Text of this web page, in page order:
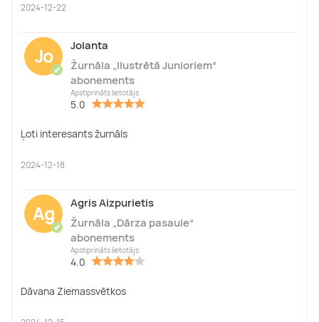
2024-12-22
Jo
✔
Jolanta
Žurnāla „Ilustrētā Junioriem“
abonements
Apstiprināts lietotājs
5.0
Ļoti interesants žurnāls
2024-12-18
Ag
✔
Agris Aizpurietis
Žurnāla „Dārza pasaule“
abonements
Apstiprināts lietotājs
4.0
Dāvana Ziemassvētkos